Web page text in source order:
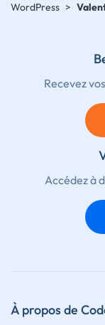
WordPress >
Recevez
Accédez à
À propos de